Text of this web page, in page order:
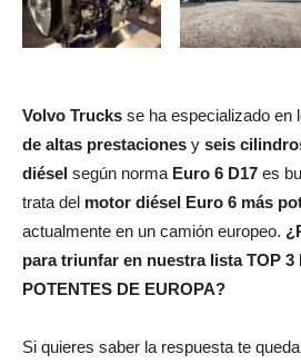
Volvo Trucks se ha especializado en
de altas prestaciones y seis
diésel según norma Euro 6 D17 es
trata del motor diésel Euro 6 más
actualmente en un camión europeo.
para triunfar en nuestra lista TOP 3
POTENTES DE EUROPA?
Si quieres saber la respuesta te